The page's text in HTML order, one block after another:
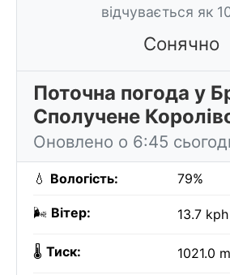
відчувається як
Сонячно
Поточна погода у
Сполучене
Оновлено о 6:45
💧 Вологість: 79%
🌬️ Вітер: 13.7
🌡️ Тиск: 1021.0